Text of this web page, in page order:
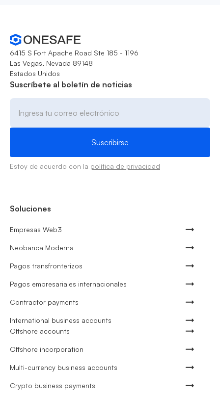
6415 S Fort Apache Road Ste 185 - 1196
Las Vegas, Nevada 89148
Estados Unidos
Suscríbete al boletín de noticias
Estoy de acuerdo con la política de privacidad
Soluciones
Empresas Web3
Neobanca Moderna
Pagos transfronterizos
Pagos empresariales internacionales
Contractor payments
International business accounts
Offshore accounts
Offshore incorporation
Multi-currency business accounts
Crypto business payments